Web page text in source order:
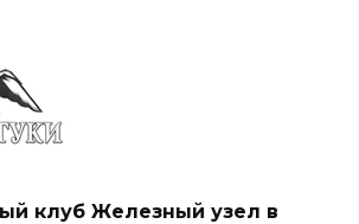
клуб Железный узел в